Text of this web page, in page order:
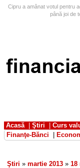
Cipru a amânat votul pentru
până joi de
Acasă| Ştiri Curs
Finanţe-Bănci
Ştiri » martie 2013 » 18